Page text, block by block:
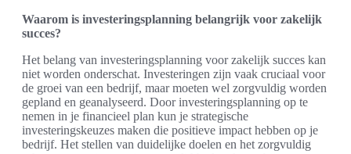
Waarom is investeringsplanning belangrijk voor zakelijk
succes?
Het belang van investeringsplanning voor zakelijk succes kan
niet worden onderschat. Investeringen zijn vaak cruciaal voor
de groei van een bedrijf, maar moeten wel zorgvuldig worden
gepland en geanalyseerd. Door investeringsplanning op te
nemen in je financieel plan kun je strategische
investeringskeuzes maken die positieve impact hebben op je
bedrijf. Het stellen van duidelijke doelen en het zorgvuldig